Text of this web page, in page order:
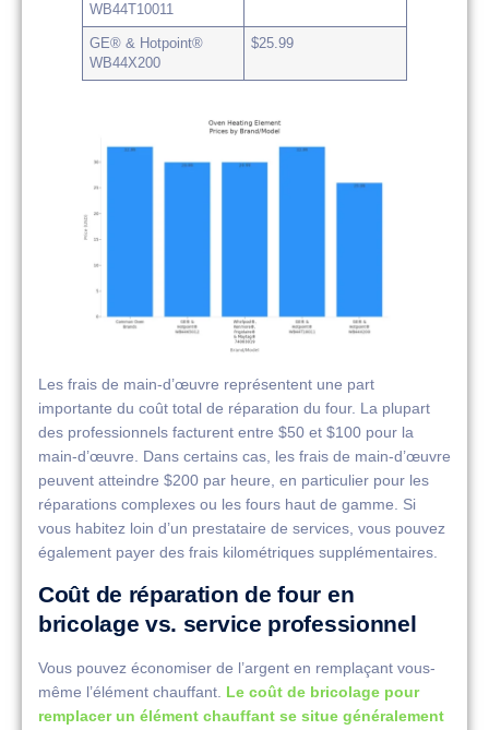
WB44T10011
GE® & Hotpoint®
WB44X200
$25.99
Les frais de main-d’œuvre représentent une part
importante du coût total de réparation du four. La plupart
des professionnels facturent entre $50 et $100 pour la
main-d’œuvre. Dans certains cas, les frais de main-d’œuvre
peuvent atteindre $200 par heure, en particulier pour les
réparations complexes ou les fours haut de gamme. Si
vous habitez loin d’un prestataire de services, vous pouvez
également payer des frais kilométriques supplémentaires.
Coût de réparation de four en
bricolage vs. service professionnel
Vous pouvez économiser de l’argent en remplaçant vous-
même l’élément chauffant. Le coût de bricolage pour
remplacer un élément chauffant se situe généralement